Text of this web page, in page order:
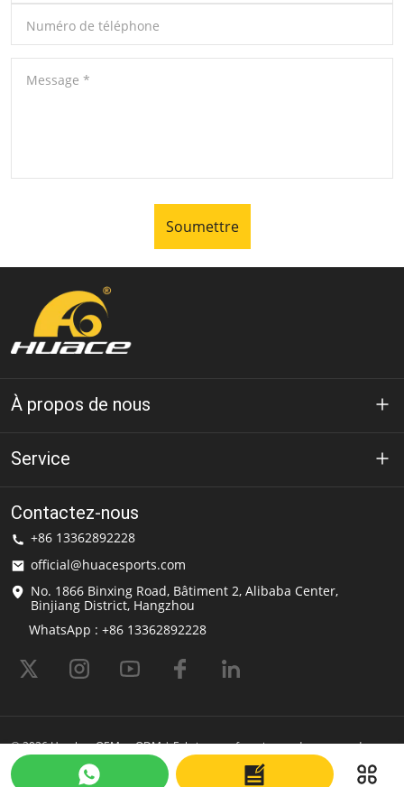
Numéro de téléphone
Message *
Soumettre
À propos de nous
À propos de Huace
Solution
Service
politique de confidentialité
Conditions d'utilisation
Service de livraison
FAQ
Contactez-nous
+86 13362892228
official@huacesports.com
No. 1866 Binxing Road, Bâtiment 2, Alibaba Center,
Binjiang District, Hangzhou
WhatsApp : +86 13362892228
© 2026 Hemlets OEM et ODM | Fabricant et fournisseur de casques de
sport | HuaceSports Propulsé par Shopastro
Dernière mise à jour
2025-06-10